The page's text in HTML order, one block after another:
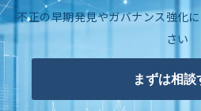
不正の早期発見やガバナンス強化
さい
まずは相談